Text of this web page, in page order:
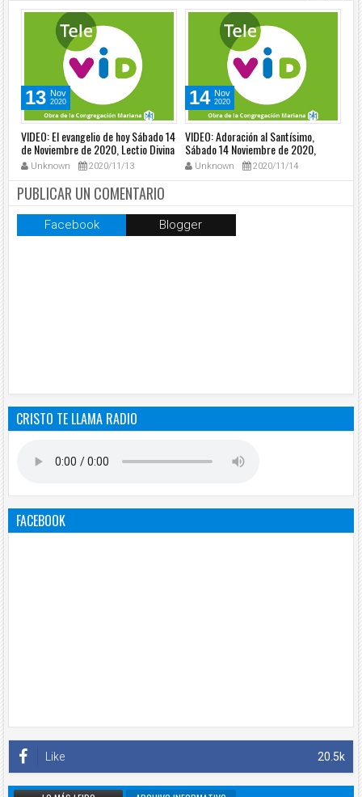
13 Nov
2020
VIDEO: El evangelio de hoy Sábado 14
de Noviembre de 2020, Lectio Divina
📖 - Tele VID
Unknown 2020/11/13
14 Nov
2020
VIDEO: Adoración al Santísimo,
Sábado 14 Noviembre de 2020,
Padre Osvaldo Ochoa - Tele VID
Unknown 2020/11/14
PUBLICAR UN COMENTARIO
Facebook Blogger
CRISTO TE LLAMA RADIO
FACEBOOK
20.5k
Like